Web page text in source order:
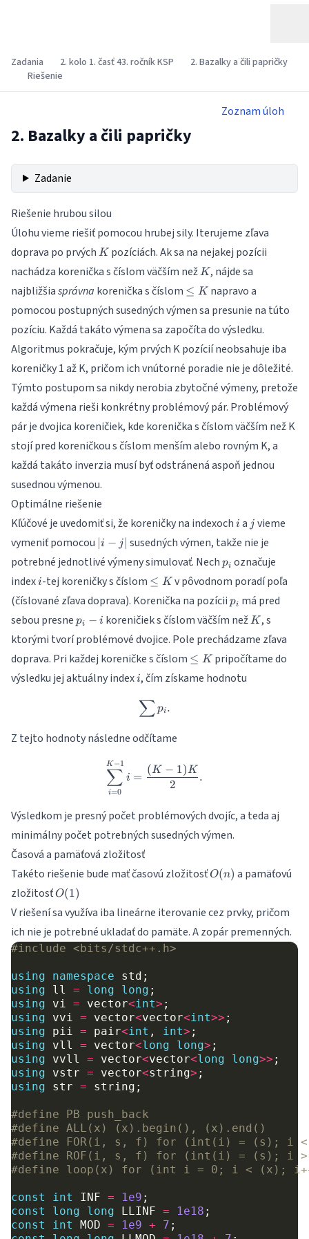
Zadania 2. kolo 1. časť 43. ročník KSP
2. Bazalky a čili papričky
Riešenie
Zoznam úloh
2. Bazalky a čili papričky
Zadanie
Riešenie hrubou silou
Úlohu vieme riešiť pomocou hrubej sily. Iterujeme zľava
doprava po prvých K
K pozíciách. Ak sa na nejakej pozícii
nachádza korenička s číslom väčším než K
K, nájde sa
najbližšiasprávna korenička s číslom ≤
≤ Knapravo a
pomocou postupných susedných výmen sa presunie na túto
pozíciu. Každá takáto výmena sa započíta do výsledku.
Algoritmus pokračuje, kým prvých K pozícií neobsahuje iba
koreničky 1 až K, pričom ich vnútorné poradie nie je dôležité.
Týmto postupom sa nikdy nerobia zbytočné výmeny, pretože
každá výmena rieši konkrétny problémový pár. Problémový
pár je dvojica koreničiek, kde korenička s číslom väčším než K
stojí pred koreničkou s číslom menším alebo rovným K, a
každá takáto inverzia musí byť odstránená aspoň jednou
susednou výmenou.
Optimálne riešenie
Kľúčové je uvedomiť si, že koreničky na indexoch i
i a jj vieme
vymeniť pomocou |i
j|
i − j susedných výmen, takže nie je
potrebné jednotlivé výmeny simulovať. Nech p_i
pi označuje
indexi
i-tej koreničky s číslom \le
≤ Kv pôvodnom poradí poľa
(číslované zľava doprava). Korenička na pozícii p_i
pi má pred
sebou presne p_i
pi − i koreničiek s číslom väčším nežK
K , s
ktorými tvorí problémové dvojice. Pole prechádzame zľava
doprava. Pri každej koreničke s číslom \le
≤ Kpripočítame do
výsledku jej aktuálny indexi
i, čím získame hodnotu
\sum p_i.
∑ pi.
Z tejto hodnoty následne odčítame
\sum_{i=0}^{K-1} i =
i=0
∑
K−1
i =
2
(K − 1)K
.
Výsledkom je presný počet problémových dvojíc, a teda aj
minimálny počet potrebných susedných výmen.
Časová a pamäťová zložitosť
Takéto riešenie bude mať časovú zložitosťO(n)
O(n) a pamäťovú
zložitosťO(1)
O(1)
V riešení sa využíva iba lineárne iterovanie cez prvky, pričom
ich nie je potrebné ukladať do pamäte. A zopár premenných.
#include <bits/stdc++.h>
using namespace std ;
using
ll = long long ;
using
vi = vector<int> ;
using
vvi = vector<vector<int>> ;
using
pii = pair<int , int> ;
using
vll = vector<long long> ;
using
vvll = vector<vector<long long>> ;
using
vstr = vector<string> ;
using
str = string ;
#define PB push_back
#define ALL(x) (x).begin(), (x).end()
#define FOR(i, s, f) for (int(i) = (s); i
#define ROF(i, s, f) for (int(i) = (s); i
#define loop(x) for (int i = 0; i < (x);
const int INF = 1e9 ;
const
long long LLINF = 1e18 ;
const
int MOD = 1e9 + 7 ;